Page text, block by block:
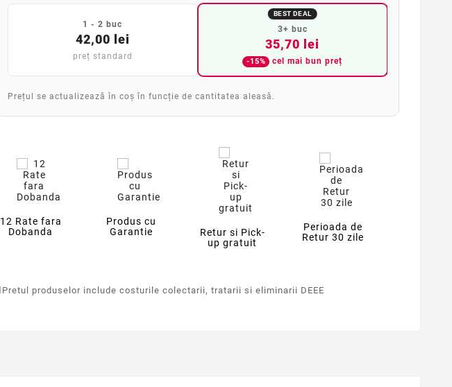
1 - 2 buc
42,00 lei
preț standard
BEST DEAL
3+ buc
35,70 lei
-15% cel mai bun preț
Prețul se actualizează în coș în funcție de cantitatea aleasă.
12 Rate fara
Dobanda
Produs cu
Garantie
Retur si Pick-
up gratuit
Perioada de
Retur 30 zile
Pretul produselor include costurile colectarii, tratarii si eliminarii DEEE